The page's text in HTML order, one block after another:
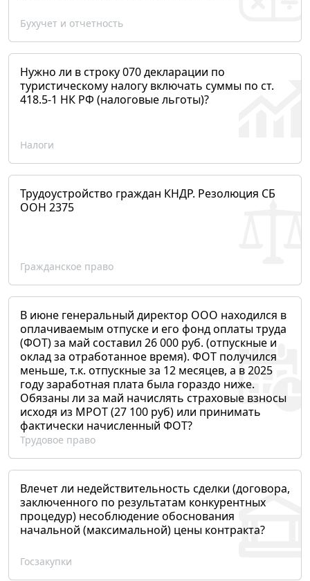
Бухучет и отчетность
Нужно ли в строку 070 декларации по
туристическому налогу включать суммы по ст.
418.5-1 НК РФ (налоговые льготы)?
Налоги
Трудоустройство граждан КНДР. Резолюция СБ
ООН 2375
Гражданское право
В июне генеральный директор ООО находился в
оплачиваемым отпуске и его фонд оплаты труда
(ФОТ) за май составил 26 000 руб. (отпускные и
оклад за отработанное время). ФОТ получился
меньше, т.к. отпускные за 12 месяцев, а в 2025
году заработная плата была гораздо ниже.
Обязаны ли за май начислять страховые взносы
исходя из МРОТ (27 100 руб) или принимать
фактически начисленный ФОТ?
Трудовое право
Влечет ли недействительность сделки (договора,
заключенного по результатам конкурентных
процедур) несоблюдение обоснования
начальной (максимальной) цены контракта?
Госзакупки